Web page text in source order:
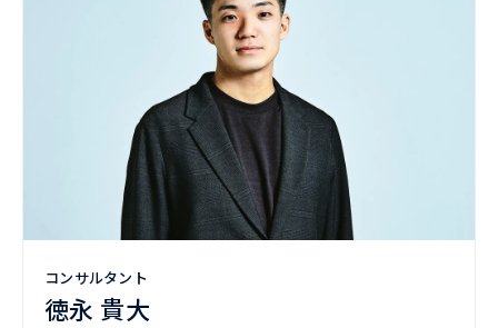
コンサルタント
徳永 貴大